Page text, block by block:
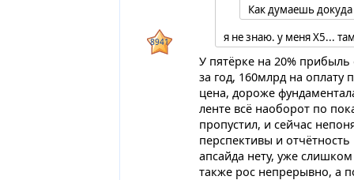
8941
Как думаешь
я не знаю. у меня Х5...
У пятёрке на 20% прибыль
за год, 160млрд на оплату
цена, дороже
ленте всё наоборот по
пропустил, и сейчас
перспективы и
апсайда нету, уже
также рос непрерывно, а